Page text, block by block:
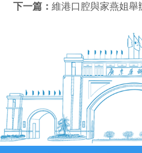
下一篇：維港口腔與家燕姐舉辦《愛·最美麗》「維港